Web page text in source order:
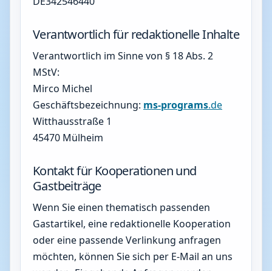
Verantwortlich für redaktionelle Inhalte
Verantwortlich im Sinne von § 18 Abs. 2
MStV:
Mirco Michel
Geschäftsbezeichnung: ms-programs.de
Witthausstraße 1
45470 Mülheim
Kontakt für Kooperationen und
Gastbeiträge
Wenn Sie einen thematisch passenden
Gastartikel, eine redaktionelle Kooperation
oder eine passende Verlinkung anfragen
möchten, können Sie sich per E-Mail an uns